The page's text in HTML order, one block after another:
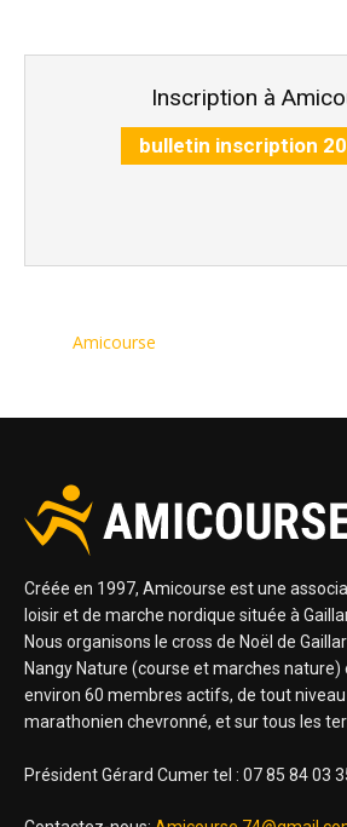
Inscription à
bulletin inscription
Amicourse
Créée en 1997, Amicourse est une
loisir et de marche nordique située à
Nous organisons le cross de Noël de
Nangy Nature (course et marches nature)
environ 60 membres actifs, de tout
marathonien chevronné, et sur tous les
Président Gérard Cumer tel : 07 85 84 03